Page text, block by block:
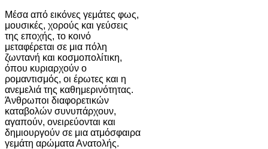
Μέσα από εικόνες γεμάτες φως,
μουσικές, χορούς και γεύσεις
της εποχής, το κοινό
μεταφέρεται σε μια πόλη
ζωντανή και κοσμοπολίτικη,
όπου κυριαρχούν ο
ρομαντισμός, οι έρωτες και η
ανεμελιά της καθημερινότητας.
Άνθρωποι διαφορετικών
καταβολών συνυπάρχουν,
αγαπούν, ονειρεύονται και
δημιουργούν σε μια ατμόσφαιρα
γεμάτη αρώματα Ανατολής.